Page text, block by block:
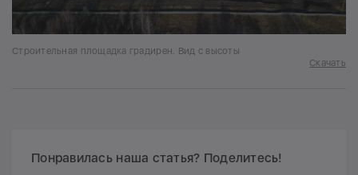
Строительная площадка градирен. Вид с высоты
Скачать
Понравилась наша статья? Поделитесь!